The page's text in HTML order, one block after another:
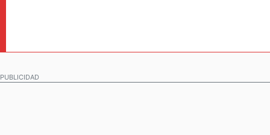
PUBLICIDAD